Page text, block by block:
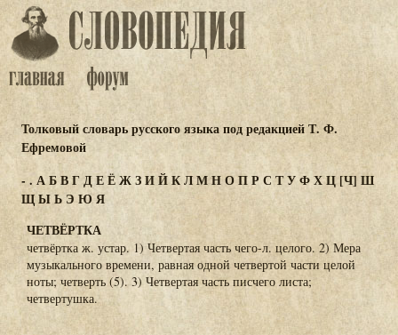
Толковый словарь русского языка под редакцией Т. Ф.
Ефремовой
- . АБВГДЕЁЖЗИЙКЛМНОПР С ТУФХЦ [Ч] Ш
ЩЫЬЭ ЮЯ
ЧЕТВЁРТКА
четвёртка ж. устар. 1) Четвертая часть чего-л. целого. 2) Мера
музыкального времени, равная одной четвертой части целой
ноты; четверть (5). 3) Четвертая часть писчего листа;
четвертушка.